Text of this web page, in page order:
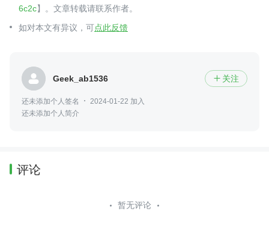
6c2c】。文章转载请联系作者。
如对本文有异议，可点此反馈
Geek_ab1536  关注
还未添加个人签名
2024-01-22 加入
还未添加个人简介
评论
暂无评论